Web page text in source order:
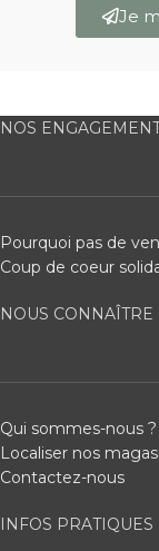
Je
NOS
Pourquoi pas de
Coup de coeur
NOUS CONNAÎTRE
Qui sommes-nous ?
Localiser nos
Contactez-nous
INFOS PRATIQUES